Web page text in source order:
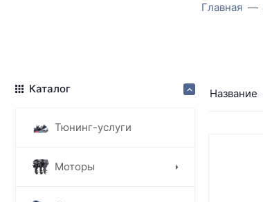
Главная
Каталог
Тюнинг-услуги
Моторы
Название